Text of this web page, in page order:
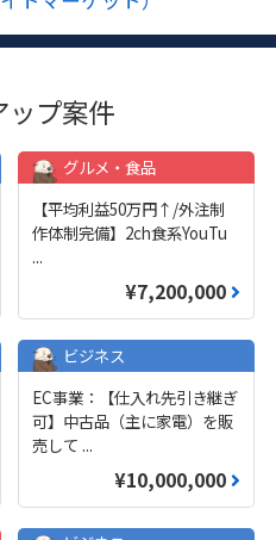
ップ案件
グルメ・食品
【平均利益50万円↑/外注制
作体制完備】2ch食系YouTu
...
¥7,200,000
ビジネス
EC事業：【仕入れ先引き継ぎ
可】中古品（主に家電）を販
売して ...
¥10,000,000